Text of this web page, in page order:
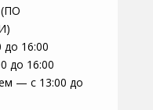
до 16:00
до 16:00
— с 13:00 до